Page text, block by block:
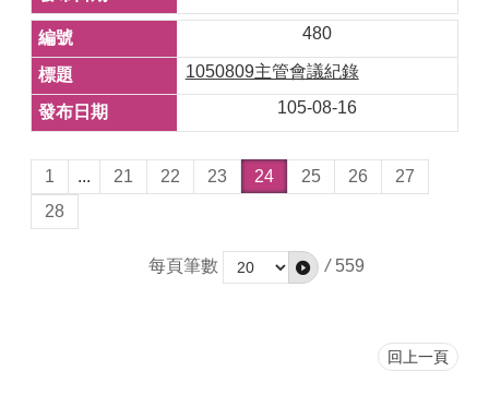
480
1050809主管會議紀錄
105-08-16
1 ... 21 22 23 24 25 26
27
28
每頁筆數 / 559
回上一頁